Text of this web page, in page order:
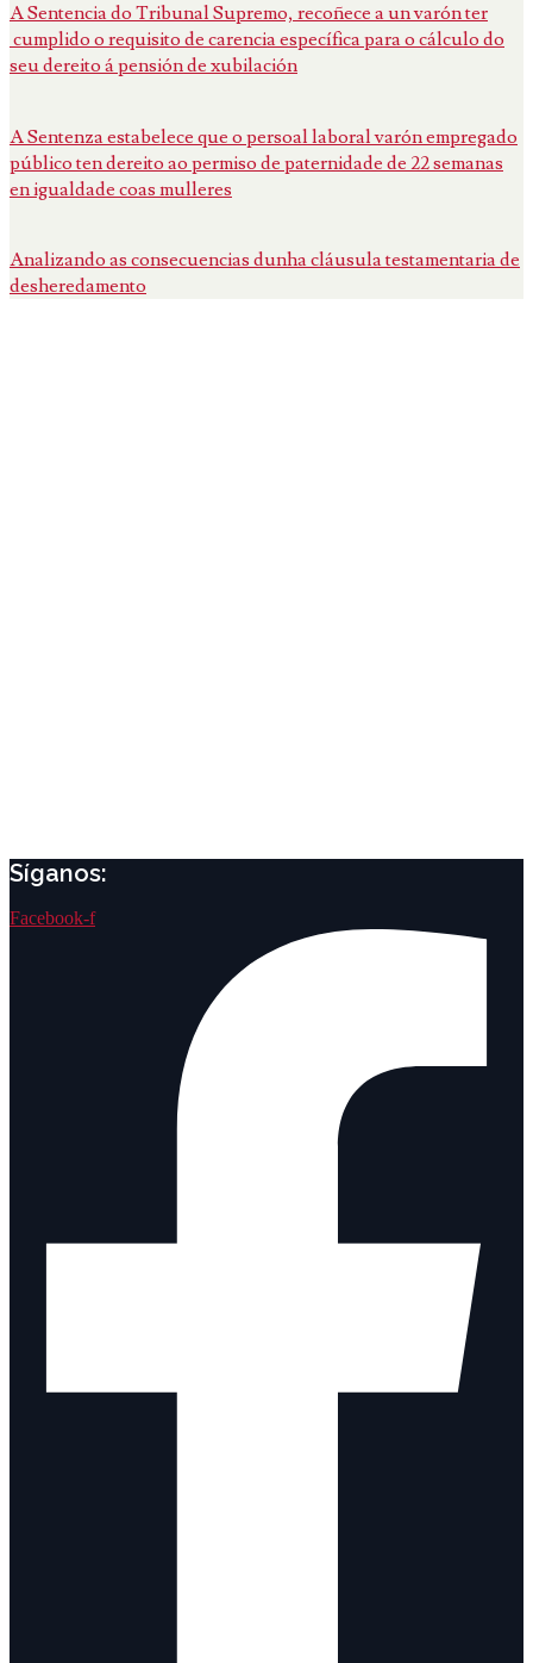
A Sentencia do Tribunal Supremo, recoñece a un varón ter
cumplido o requisito de carencia específica para o cálculo do
seu dereito á pensión de xubilación
A Sentenza estabelece que o persoal laboral varón empregado
público ten dereito ao permiso de paternidade de 22 semanas
en igualdade coas mulleres
Analizando as consecuencias dunha cláusula testamentaria de
desheredamento
Síganos:
Facebook-f